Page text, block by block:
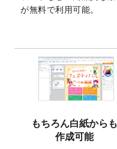
2025/9/30
【新商
きるよ
2026年
を公開
2025/9/10
喪中は
レート
2025/8/1
9,160万
2025/7/30
キャン
トを追
が無料で利用可能。
もちろん白紙からも
作成可能